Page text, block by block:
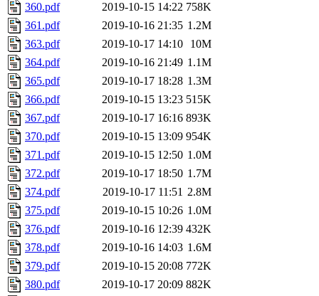
360.pdf
2019-10-15 14:22 758K
361.pdf
2019-10-16 21:35 1.2M
363.pdf
2019-10-17 14:10
10M
364.pdf
2019-10-16 21:49 1.1M
365.pdf
2019-10-17 18:28 1.3M
366.pdf
2019-10-15 13:23 515K
367.pdf
2019-10-17 16:16 893K
370.pdf
2019-10-15 13:09 954K
371.pdf
2019-10-15 12:50 1.0M
372.pdf
2019-10-17 18:50 1.7M
374.pdf
2019-10-17 11:51 2.8M
375.pdf
2019-10-15 10:26 1.0M
376.pdf
2019-10-16 12:39 432K
378.pdf
2019-10-16 14:03 1.6M
379.pdf
2019-10-15 20:08 772K
380.pdf
2019-10-17 20:09 882K